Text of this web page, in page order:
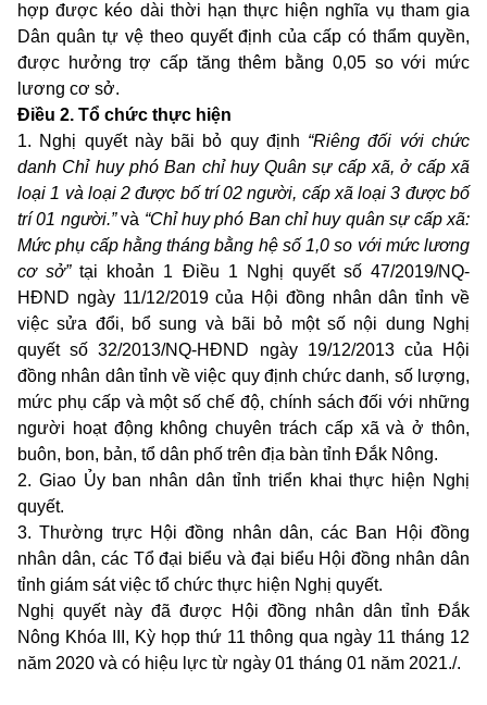
hợp được kéo dài thời hạn thực hiện nghĩa vụ tham gia
Dân quân tự vệ theo quyết định của cấp có thẩm quyền,
được hưởng trợ cấp tăng thêm bằng 0,05 so với mức
lương cơ sở.
Điều 2. Tổ chức thực hiện
1. Nghị quyết này bãi bỏ quy định “Riêng đối với chức
danh Chỉ huy phó Ban chỉ huy Quân sự cấp xã, ở cấp xã
loại 1 và loại 2 được bố trí 02 người, cấp xã loại 3 được bố
trí 01 người.”và “Chỉ huy phó Ban chỉ huy quân sự cấp xã:
Mức phụ cấp hằng tháng bằng hệ số 1,0 so với mức lương
cơ sở”tại khoản 1 Điều 1 Nghị quyết số 47/2019/NQ-
HĐND ngày 11/12/2019 của Hội đồng nhân dân tỉnh về
việc sửa đổi, bổ sung và bãi bỏ một số nội dung Nghị
quyết số 32/2013/NQ-HĐND ngày 19/12/2013 của Hội
đồng nhân dân tỉnh về việc quy định chức danh, số lượng,
mức phụ cấp và một số chế độ, chính sách đối với những
người hoạt động không chuyên trách cấp xã và ở thôn,
buôn, bon, bản, tổ dân phố trên địa bàn tỉnh Đắk Nông.
2. Giao Ủy ban nhân dân tỉnh triển khai thực hiện Nghị
quyết.
3. Thường trực Hội đồng nhân dân, các Ban Hội đồng
nhân dân, các Tổ đại biểu và đại biểu Hội đồng nhân dân
tỉnh giám sát việc tổ chức thực hiện Nghị quyết.
Nghị quyết này đã được Hội đồng nhân dân tỉnh Đắk
Nông Khóa III, Kỳ họp thứ 11 thông qua ngày 11 tháng 12
năm 2020 và có hiệu lực từ ngày 01 tháng 01 năm 2021./.